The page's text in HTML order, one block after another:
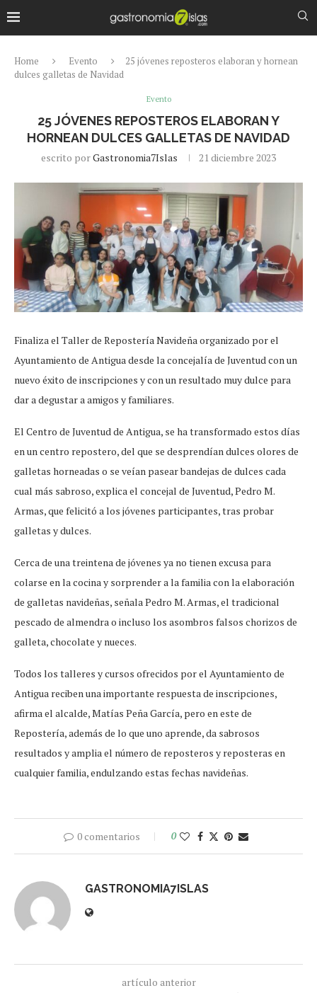
Home Evento
25 jóvenes reposteros elaboran y hornean
dulces galletas de Navidad
Evento
25 JÓVENES REPOSTEROS ELABORAN Y
HORNEAN DULCES GALLETAS DE NAVIDAD
escrito porGastronomia7Islas 21 diciembre 2023
Finaliza el Taller de Repostería Navideña organizado por el
Ayuntamiento de Antigua desde la concejalía de Juventud con un
nuevo éxito de inscripciones y con un resultado muy dulce para
dar a degustar a amigos y familiares.
El Centro de Juventud de Antigua, se ha transformado estos días
en un centro repostero, del que se desprendían dulces olores de
galletas horneadas o se veían pasear bandejas de dulces cada
cual más sabroso, explica el concejal de Juventud, Pedro M.
Armas, que felicitó a los jóvenes participantes, tras probar
galletas y dulces.
Cerca de una treintena de jóvenes ya no tienen excusa para
colarse en la cocina y sorprender a la familia con la elaboración
de galletas navideñas, señala Pedro M. Armas, el tradicional
pescado de almendra o incluso los asombros falsos chorizos de
galleta, chocolate y nueces.
Todos los talleres y cursos ofrecidos por el Ayuntamiento de
Antigua reciben una importante respuesta de inscripciones,
afirma el alcalde, Matías Peña García, pero en este de
Repostería, además de lo que uno aprende, da sabrosos
resultados y amplia el número de reposteros y reposteras en
cualquier familia, endulzando estas fechas navideñas.
0 comentarios 0
GASTRONOMIA7ISLAS
artículo anterior